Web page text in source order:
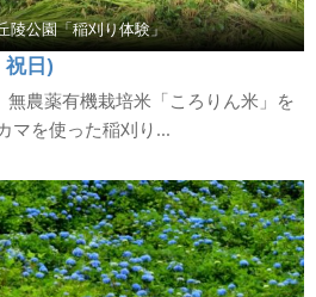
陵公園「稲刈り体験」
日)
農薬有機栽培米「ころりん米」を
マを使った稲刈り...